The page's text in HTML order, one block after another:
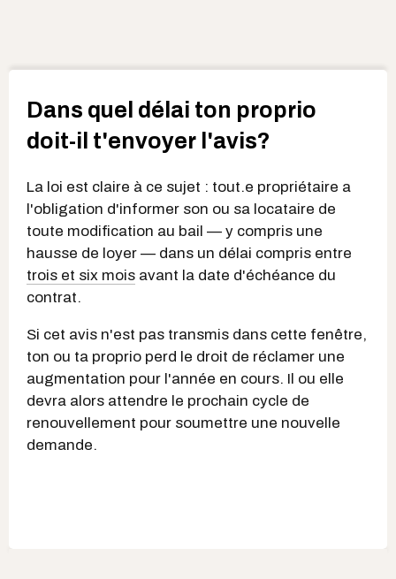
Dans quel délai ton proprio
doit-il t'envoyer l'avis?
La loi est claire à ce sujet : tout.e propriétaire a
l'obligation d'informer son ou sa locataire de
toute modification au bail — y compris une
hausse de loyer — dans un délai compris entre
trois et six mois avant la date d'échéance du
contrat.
Si cet avis n'est pas transmis dans cette fenêtre,
ton ou ta proprio perd le droit de réclamer une
augmentation pour l'année en cours. Il ou elle
devra alors attendre le prochain cycle de
renouvellement pour soumettre une nouvelle
demande.